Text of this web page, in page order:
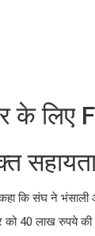
के लिए
कि संघ ने
40 लाख रुपये की